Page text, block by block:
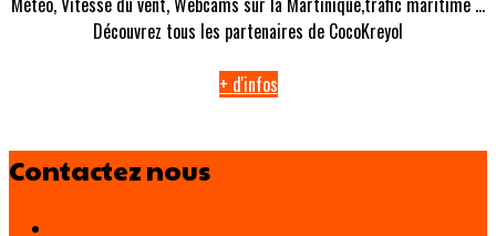
Découvrez tous les partenaires de CocoKreyol
+ d'infos
Contactez nous